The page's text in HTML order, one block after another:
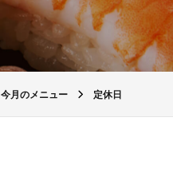
今月のメニュー 定休日